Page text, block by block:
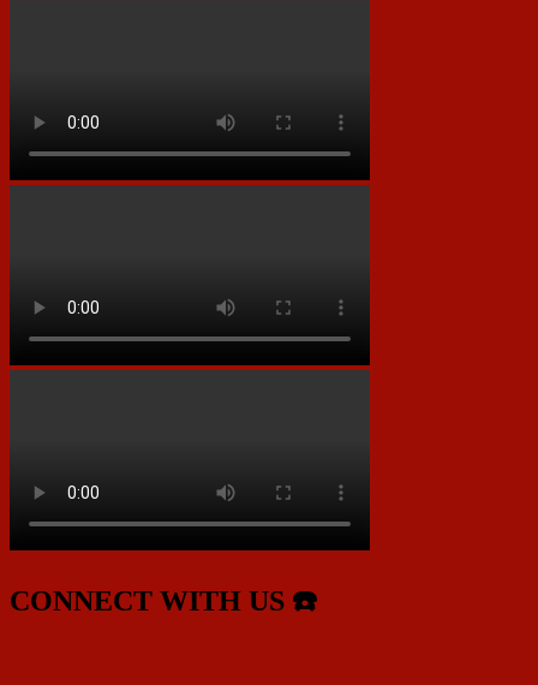
CONNECT WITH US ☎️